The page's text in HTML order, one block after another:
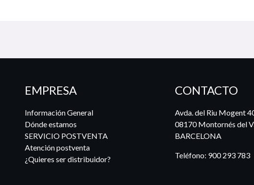
EMPRESA
Información General
Dónde estamos
SERVICIO POSTVENTA
Atención postventa
¿Quieres ser distribuidor?
CONTACTO
Avda. del Riu Mogent
08170 Montornés del
BARCELONA
Teléfono: 900 293 783